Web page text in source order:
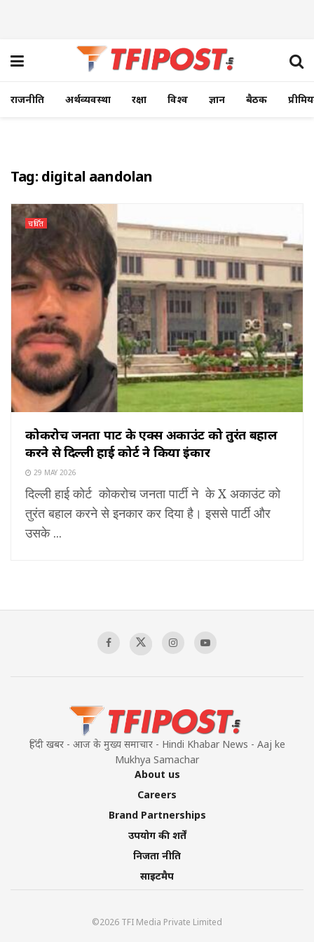
राजनीति अर्थव्यवस्था रक्षा विश्व ज्ञान बैठक
Tag: digital aandolan
चर्चित
कोकरोच जनता पार्टी के एक्स अकाउंट को तुरंत बहाल
करने से दिल्ली हाई कोर्ट ने किया इंकार
29 MAY 2026
दिल्ली हाई कोर्ट कोकरोच जनता पार्टी ने के X अकाउंट को
तुरंत बहाल करने से इनकार कर दिया है। इससे पार्टी और
उसके ...
हिंदी खबर - आज के मुख्य समाचार - Hindi Khabar News - Aaj ke
Mukhya Samachar
About us
Careers
Brand Partnerships
उपयोग की शर्तें
निजता नीति
साइटमैप
©2026 TFI Media Private Limited